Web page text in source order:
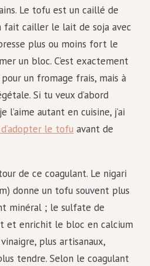
Le tofu est un caillé de
fait cailler le lait de soja avec
plus ou moins fort le
un bloc. C’est exactement
un fromage frais, mais à
Si tu veux d’abord
l’aime autant en cuisine, j’ai
le tofu avant de
de ce coagulant. Le nigari
donne un tofu souvent plus
minéral ; le sulfate de
et enrichit le bloc en calcium
plus artisanaux,
tendre. Selon le coagulant